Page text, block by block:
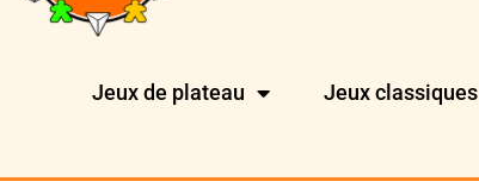
Jeux de plateau Jeux classiques